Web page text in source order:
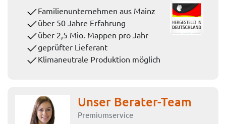
Familienunternehmen aus Mainz
über 50 Jahre Erfahrung
über 2,5 Mio. Mappen pro Jahr
geprüfter Lieferant
Klimaneutrale Produktion möglich
Unser Berater-Team
Premiumservice